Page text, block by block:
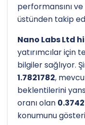
performansını ve
üstünden takip
Nano Labs Ltd
yatırımcılar için
bilgiler sağlıyor.
1.7821782,
beklentilerini
oranı olan
konumunu